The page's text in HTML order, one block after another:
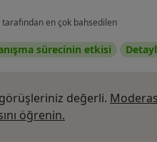
en çok bahsedilen
sürecinin etkisi
değerli.
öğrenin.